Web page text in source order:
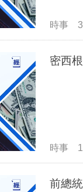
時事
密西
時事
前總